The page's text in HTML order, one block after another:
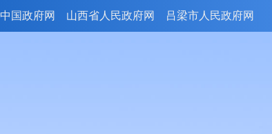
中国政府网 山西省人民政府网 吕梁市人民政府网